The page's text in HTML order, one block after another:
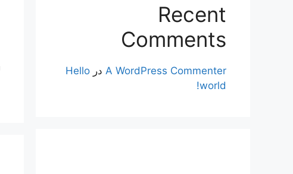
Recent
Comments
A WordPress Commenter در Hello
world!